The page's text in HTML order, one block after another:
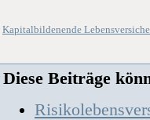
Kapitalbildenende
Diese Beiträge